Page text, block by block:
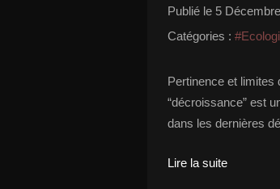
Publié le 5
Catégories :
Pertinence et limites
“décroissance” est
dans les dernières
Lire la suite